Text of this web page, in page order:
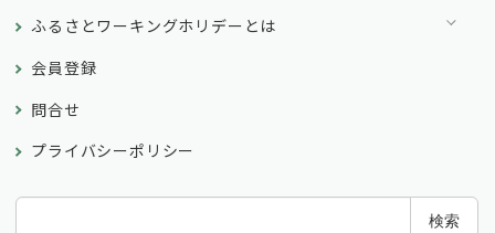
ふるさとワーキングホリデーとは
会員登録
問合せ
プライバシーポリシー
検索